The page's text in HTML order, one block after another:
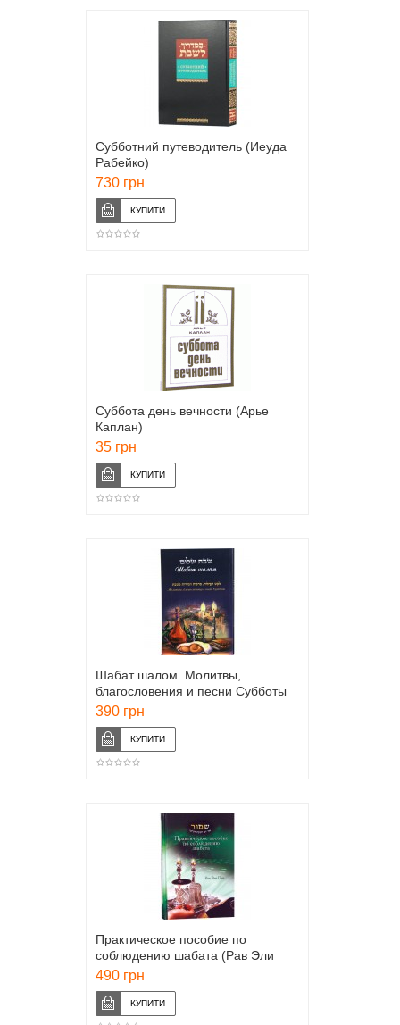
Субботний путеводитель (Иеуда
Рабейко)
730 грн
Суббота день вечности (Арье
Каплан)
35 грн
Шабат шалом. Молитвы,
благословения и песни Субботы
(Пинхас Полонский)
390 грн
Практическое пособие по
соблюдению шабата (Рав Эли
Пик)
490 грн